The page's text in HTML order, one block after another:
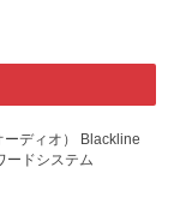
ーディオ） Blackline
ドシステム